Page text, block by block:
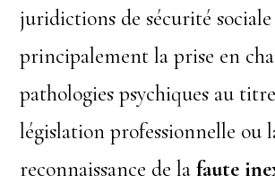
juridictions de sécurité
principalement la prise en
pathologies psychiques au
législation professionnelle ou
reconnaissance de lafaute